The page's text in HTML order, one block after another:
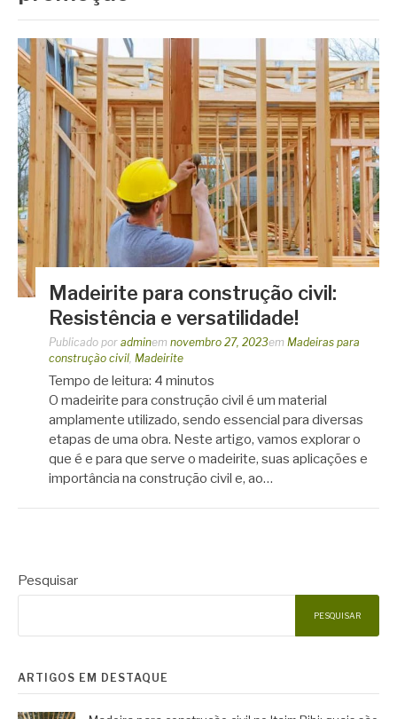
Madeirite para construção civil:
Resistência e versatilidade!
Publicado por adminem novembro 27, 2023em Madeiras para
construção civil Madeirite
Tempo de leitura: 4 minutos
O madeirite para construção civil é um material
amplamente utilizado, sendo essencial para diversas
etapas de uma obra. Neste artigo, vamos explorar o
que é e para que serve o madeirite, suas aplicações e
importância na construção civil e, ao…
Pesquisar
PESQUISAR
ARTIGOS EM DESTAQUE